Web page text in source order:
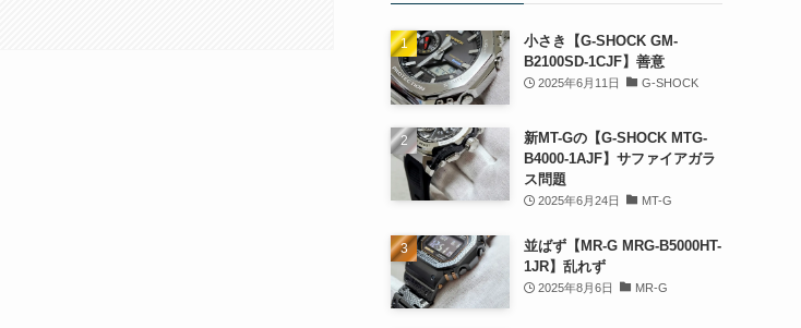
小さき【G-SHOCK GM-
B2100SD-1CJF】善意
2025年6月11日 G-SHOCK
新MT-Gの【G-SHOCK MTG-
B4000-1AJF】サファイアガラ
ス問題
2025年6月24日 MT-G
並ばず【MR-G MRG-B5000HT-
1JR】乱れず
2025年8月6日 MR-G